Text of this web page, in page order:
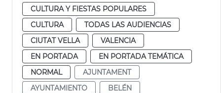
CULTURA Y FIESTAS POPULARES
CULTURA
TODAS LAS AUDIENCIAS
CIUTAT VELLA
VALENCIA
EN PORTADA
EN PORTADA TEMÁTICA
NORMAL
AJUNTAMENT
AYUNTAMIENTO
BELÉN